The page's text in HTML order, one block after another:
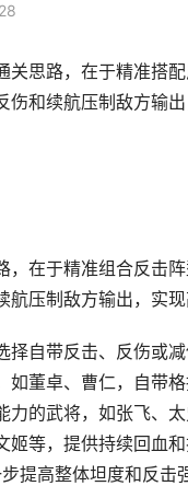
关思路，在于精准搭
伤和续航压制敌方输
，在于精准组合反击
压制敌方输出，实现
择自带反击、反伤或
如董卓、曹仁，自带
力的武将，如张飞、
姬等，提供持续回血
提高整体坦度和反击